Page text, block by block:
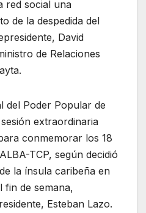
red social una
de la despedida del
David
de Relaciones
del Poder Popular de
extraordinaria
conmemorar los 18
TCP, según decidió
la ínsula caribeña en
fin de semana,
Esteban Lazo.